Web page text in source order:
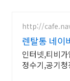
http://
렌탈통 네이
인터넷,티비
정수기,공기